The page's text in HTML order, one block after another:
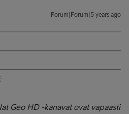
Forum|Forum|5 years ago
Geo HD -kanavat ovat vapaasti